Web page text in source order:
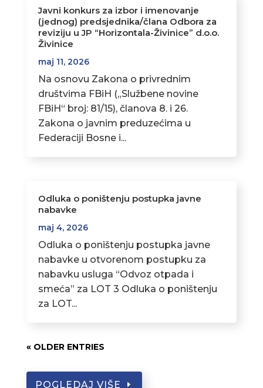
Javni konkurs za izbor i imenovanje
(jednog) predsjednika/člana Odbora za
reviziju u JP “Horizontala-Živinice” d.o.o.
Živinice
maj 11, 2026
Na osnovu Zakona o privrednim
društvima FBiH („Službene novine
FBiH“ broj: 81/15), članova 8. i 26.
Zakona o javnim preduzećima u
Federaciji Bosne i...
Odluka o poništenju postupka javne
nabavke
maj 4, 2026
Odluka o poništenju postupka javne
nabavke u otvorenom postupku za
nabavku usluga “Odvoz otpada i
smeća” za LOT 3 Odluka o poništenju
za LOT...
« OLDER ENTRIES
POGLEDAJ VIŠE